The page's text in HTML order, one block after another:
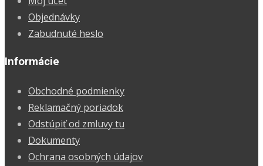
Objednávky
Zabudnuté heslo
Informácie
Obchodné podmienky
Reklamačný poriadok
Odstúpiť od zmluvy tu
Dokumenty
Ochrana osobných údajov